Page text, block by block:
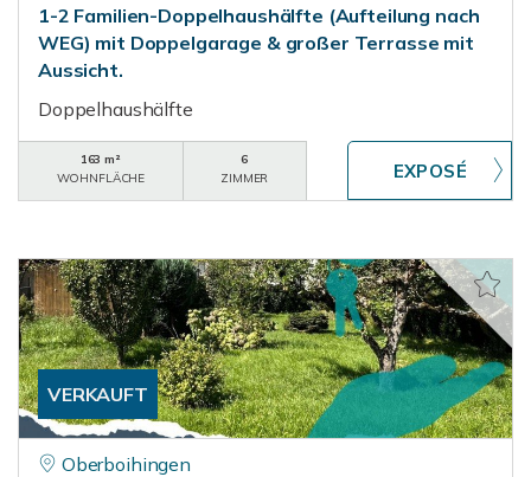
1-2 Familien-Doppelhaushälfte (Aufteilung nach
WEG) mit Doppelgarage & großer Terrasse mit
Aussicht.
Doppelhaushälfte
163 m²
WOHNFLÄCHE
6
ZIMMER
VERKAUFT
Oberboihingen